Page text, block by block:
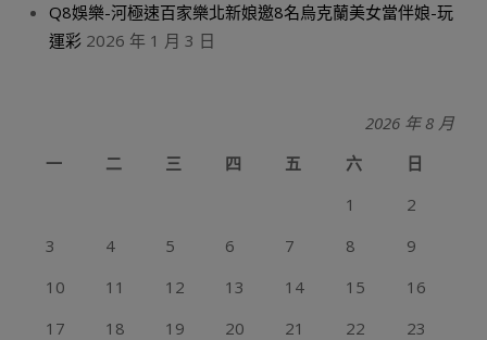
Q8娛樂-河極速百家樂北新娘邀8名烏克蘭美女當伴娘-玩
運彩 2026 年 1 月 3 日
2026 年 8 月
一
二 三 四 五 六
日
1
2
3
4 5 6 7 8
9
10
11 12 13 14 15
16
17
18 19 20 21 22
23